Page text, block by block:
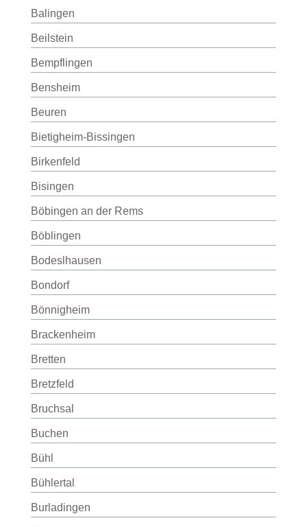
Balingen
Beilstein
Bempflingen
Bensheim
Beuren
Bietigheim-Bissingen
Birkenfeld
Bisingen
Böbingen an der Rems
Böblingen
Bodeslhausen
Bondorf
Bönnigheim
Brackenheim
Bretten
Bretzfeld
Bruchsal
Buchen
Bühl
Bühlertal
Burladingen